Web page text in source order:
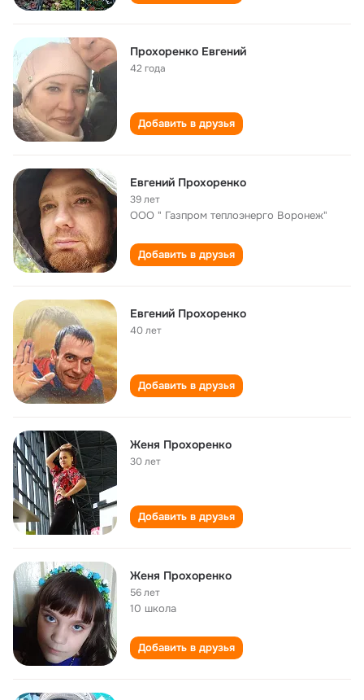
Прохоренко Евгений
42 года
Добавить в друзья
Евгений Прохоренко
39 лет
ООО " Газпром теплоэнерго Воронеж"
Добавить в друзья
Евгений Прохоренко
40 лет
Добавить в друзья
Женя Прохоренко
30 лет
Добавить в друзья
Женя Прохоренко
56 лет
10 школа
Добавить в друзья